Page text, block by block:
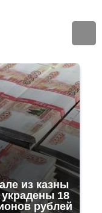
из казны
18
рублей